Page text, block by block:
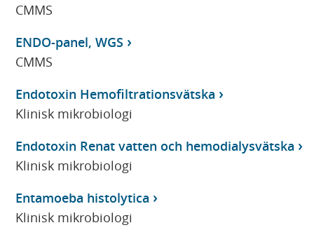
CMMS
ENDO-panel, WGS
CMMS
Endotoxin Hemofiltrationsvätska
Klinisk mikrobiologi
Endotoxin Renat vatten och hemodialysvätska
Klinisk mikrobiologi
Entamoeba histolytica
Klinisk mikrobiologi